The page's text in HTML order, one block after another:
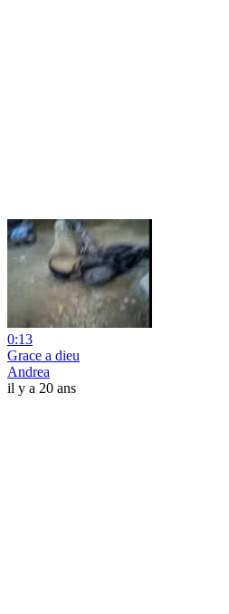
0:13
Grace a dieu
Andrea
il y a 20 ans